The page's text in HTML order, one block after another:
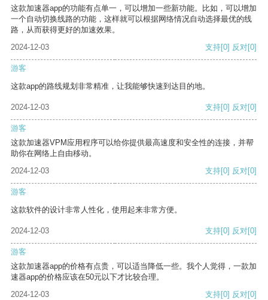
这款加速器app的功能有点单一，可以增加一些新功能。比如，可以增加
一个自动切换线路的功能，这样就可以根据网络情况自动选择最优的线
路，从而获得更好的加速效果。
2024-12-03
支持[0] 反对[0]
游客
这款app的路线规划非常精准，让我能够快速到达目的地。
2024-12-03 支持[0] 反对[0]
游客
这款加速器VPM应用程序可以给你提供最高速度和安全性的连接，并帮
助你在网络上自由移动。
2024-12-03
支持[0] 反对[0]
游客
这款软件的设计非常人性化，使用起来非常方便。
2024-12-03 支持[0] 反对[0]
游客
这款加速器app的价格有点贵，可以适当降低一些。我个人觉得，一款加
速器app的价格应该在50元以下才比较合理。
2024-12-03
支持[0] 反对[0]